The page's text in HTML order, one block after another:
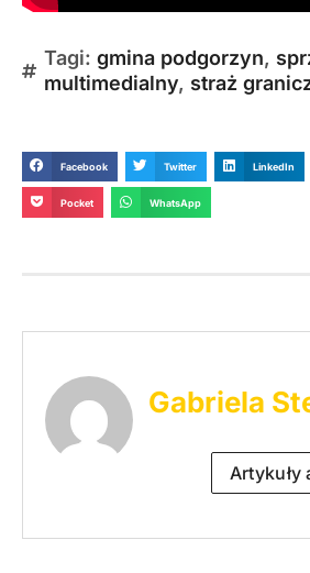
Tagi: gmina podgorzyn,
multimedialny, straż
Facebook Twitter LinkedIn
Pocket WhatsApp
Gabriela
Artykuły